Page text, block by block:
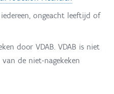
ongeacht leeftijd of
door VDAB. VDAB is niet
de niet-nagekeken